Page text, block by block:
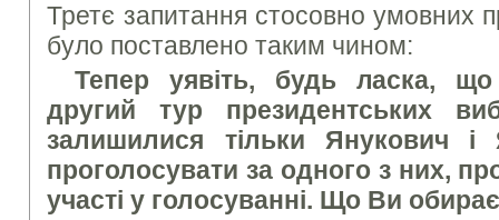
Третє запитання стосовно умовних
було поставлено таким чином:
Тепер уявіть, будь ласка, що
другий тур президентських
залишилися тільки Янукович
проголосувати за одного з них,
участі у голосуванні. Що Ви